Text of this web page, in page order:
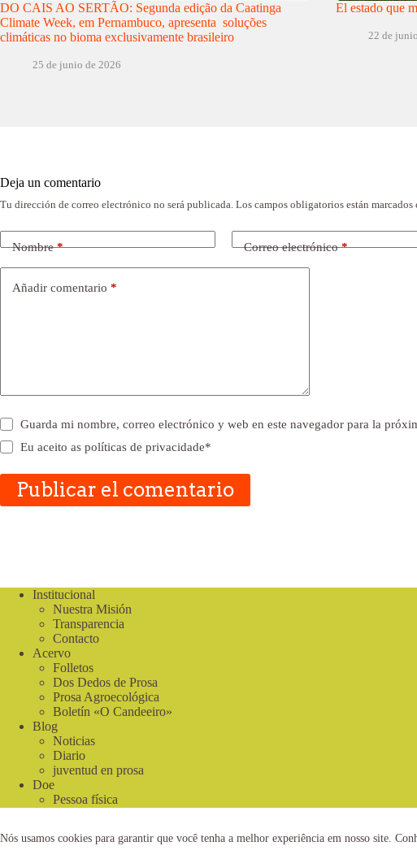
Nós usamos cookies para garantir que você tenha a melhor experiência em nosso site.
DO CAIS AO SERTÃO: Segunda edição da Caatinga
Climate Week, em Pernambuco, apresenta soluções
climáticas no bioma exclusivamente brasileiro
25 de junio de 2026
El estado que
22 de
Deja un comentario
Tu dirección de correo electrónico no será publicada. Los campos obligatorios están marcados
Nombre* Correo electrónico*
Añadir comentario *
Guarda mi nombre, correo electrónico y web en este navegador para la
Eu aceito aspolíticas de privacidade*
Publicar el comentario
Institucional
Nuestra Misión
Transparencia
Contacto
Acervo
Folletos
Dos Dedos de Prosa
Prosa Agroecológica
Boletín «O Candeeiro»
Blog
Noticias
Diario
juventud en prosa
Doe
Pessoa física
2021 © www.centrosabia.org.br Desenvolvido